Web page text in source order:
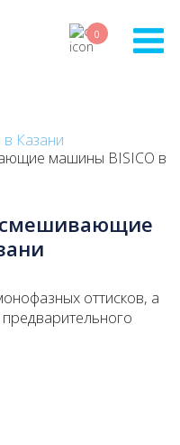
0
Казани
машины BISICO в
смешивающие
оттисков, а